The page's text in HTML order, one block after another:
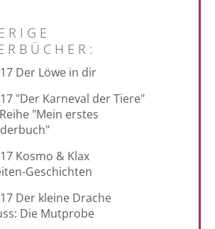
Der Löwe in dir
"Der Karneval der Tiere"
"Mein erstes
Kosmo & Klax
Geschichten
Der kleine Drache
Die Mutprobe